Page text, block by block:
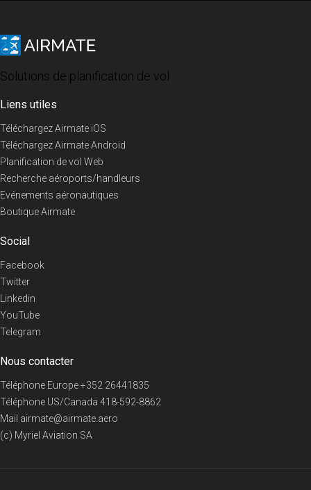
Solutions de planification de vol
Liens utiles
Téléchargez Airmate iOS
Téléchargez Airmate Android
Planification de vol Web
Recherche aéroports/handleurs
Evénements aéronautiques
Boutique Airmate
Social
Facebook
Twitter
Linkedin
YouTube
Telegram
Nous contacter
Téléphone Europe+352 26441835
Téléphone US/Canada 418-592-8862
Mail airmate@airmate.aero
(c) Myriel Aviation SA